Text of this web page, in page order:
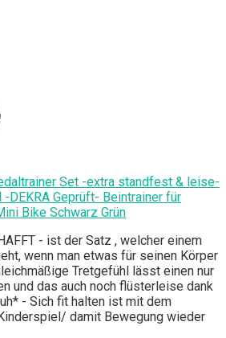
Set -extra standfest & leise-
DEKRA Geprüft- Beintrainer für
Bike Schwarz Grün
- ist der Satz , welcher einem
wenn man etwas für seinen Körper
Tretgefühl lässt einen nur
und das auch noch flüsterleise dank
- Sich fit halten ist mit dem
damit Bewegung wieder